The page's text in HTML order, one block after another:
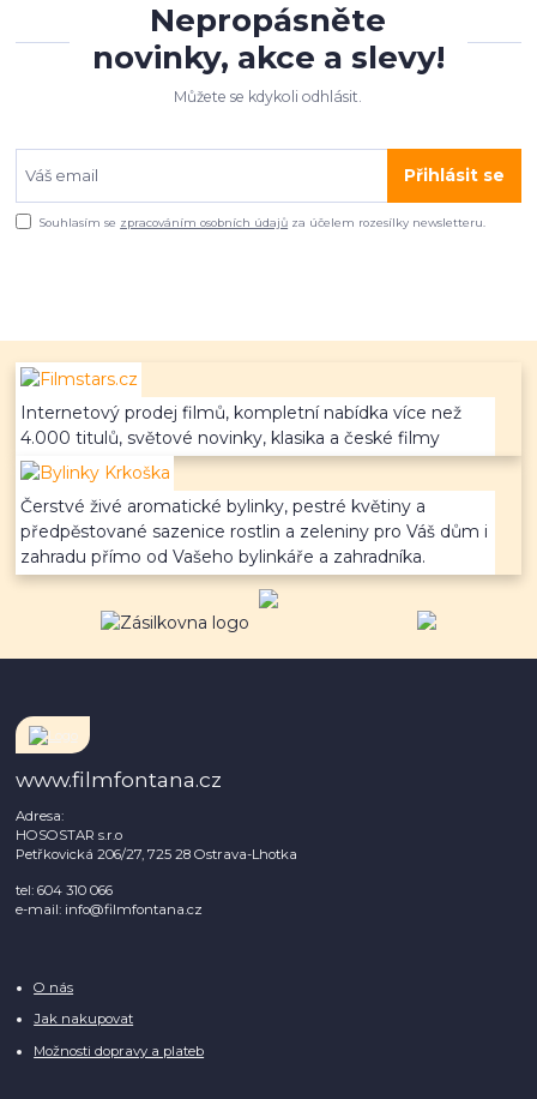
Nepropásněte
novinky, akce a slevy!
Můžete se kdykoli odhlásit.
Přihlásit se
Souhlasím se zpracováním osobních údajů za účelem rozesílky newsletteru.
Internetový prodej filmů, kompletní nabídka více než
4.000 titulů, světové novinky, klasika a české filmy
Čerstvé živé aromatické bylinky, pestré květiny a
předpěstované sazenice rostlin a zeleniny pro Váš dům i
zahradu přímo od Vašeho bylinkáře a zahradníka.
www.filmfontana.cz
Adresa:
HOSOSTAR s.r.o
Petřkovická 206/27, 725 28 Ostrava-Lhotka
tel: 604 310 066
e-mail: info@filmfontana.cz
O nás
Jak nakupovat
Možnosti dopravy a plateb